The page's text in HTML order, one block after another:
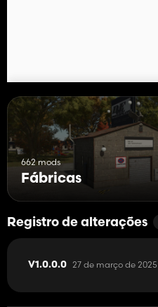
662 mods
Fábricas
Registro de alterações
V1.0.0.0 27 de março de 2025